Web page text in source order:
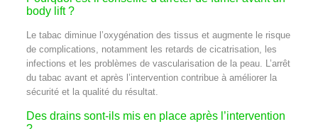
body lift ?
Le tabac diminue l’oxygénation des tissus et augmente le risque
de complications, notamment les retards de cicatrisation, les
infections et les problèmes de vascularisation de la peau. L’arrêt
du tabac avant et après l’intervention contribue à améliorer la
sécurité et la qualité du résultat.
Des drains sont-ils mis en place après l’intervention